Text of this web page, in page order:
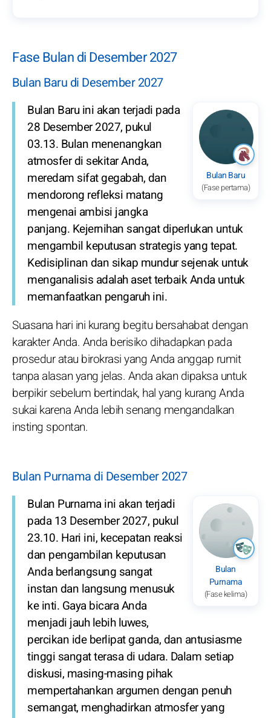
Fase Bulan di Desember 2027
Bulan Baru di Desember 2027
Bulan Baru
(Fase pertama)
Bulan Baru ini akan terjadi pada
28 Desember 2027, pukul
03.13. Bulan menenangkan
atmosfer di sekitar Anda,
meredam sifat gegabah, dan
mendorong refleksi matang
mengenai ambisi jangka
panjang. Kejernihan sangat diperlukan untuk
mengambil keputusan strategis yang tepat.
Kedisiplinan dan sikap mundur sejenak untuk
menganalisis adalah aset terbaik Anda untuk
memanfaatkan pengaruh ini.
Suasana hari ini kurang begitu bersahabat dengan
karakter Anda. Anda berisiko dihadapkan pada
prosedur atau birokrasi yang Anda anggap rumit
tanpa alasan yang jelas. Anda akan dipaksa untuk
berpikir sebelum bertindak, hal yang kurang Anda
sukai karena Anda lebih senang mengandalkan
insting spontan.
Bulan Purnama di Desember 2027
Bulan
Purnama
(Fase kelima)
Bulan Purnama ini akan terjadi
pada 13 Desember 2027, pukul
23.10. Hari ini, kecepatan reaksi
dan pengambilan keputusan
Anda berlangsung sangat
instan dan langsung menusuk
ke inti. Gaya bicara Anda
menjadi jauh lebih luwes,
percikan ide berlipat ganda, dan antusiasme
tinggi sangat terasa di udara. Dalam setiap
diskusi, masing-masing pihak
mempertahankan argumen dengan penuh
semangat, menghadirkan atmosfer yang